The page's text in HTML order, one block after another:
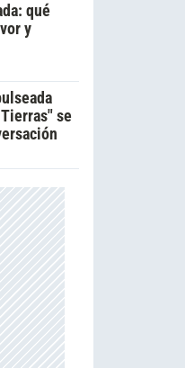
qué
y
se